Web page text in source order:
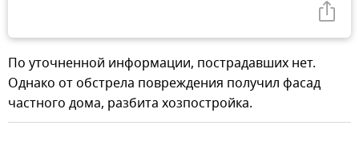
По уточненной информации, пострадавших нет.
Однако от обстрела повреждения получил фасад
частного дома, разбита хозпостройка.